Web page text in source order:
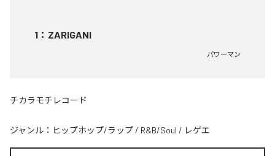
1 ： ZARIGANI
パワーマン
チカラモチレコード
ジャンル： ヒップホップ/ラップ / R&B/Soul / レゲエ